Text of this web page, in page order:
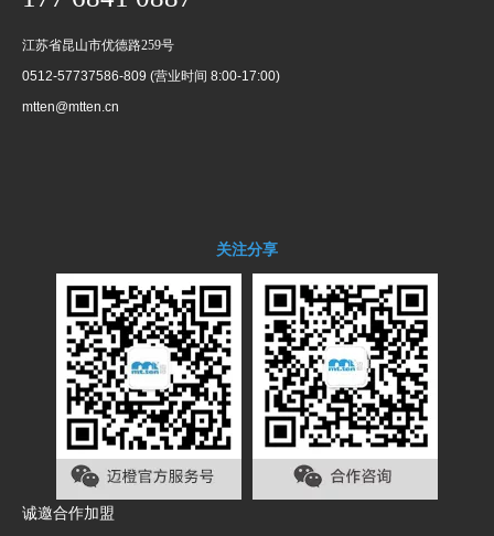
江苏省昆山市优德路259号
0512-57737586-809 (营业时间 8:00-17:00)
mtten@mtten.cn
关注分享
诚邀合作加盟